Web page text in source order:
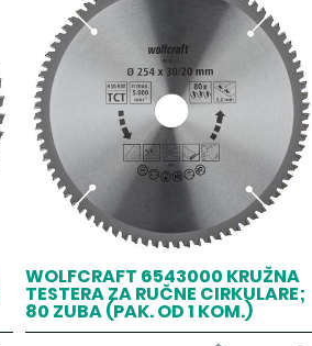
WOLFCRAFT 6543000 KRUŽNA
TESTERA ZA RUČNE CIRKULARE;
80 ZUBA (PAK. OD 1 KOM.)